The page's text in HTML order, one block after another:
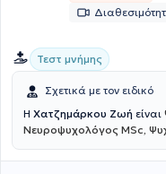
Τεστ μνήμης
Σχετικά με τον ειδικό
Η Χατζημάρκου Ζωή είναι
Νευροψυχολόγος MSc,
συνεδρίες. Είναι